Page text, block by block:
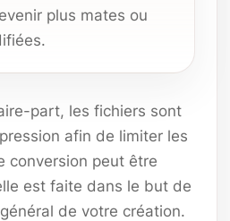
plus mates ou
part, les fichiers sont
afin de limiter les
conversion peut être
est faite dans le but de
de votre création.